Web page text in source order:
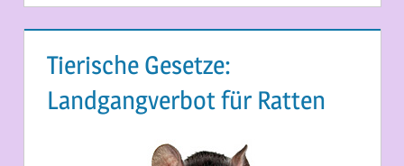
Tierische Gesetze:
Landgangverbot für Ratten